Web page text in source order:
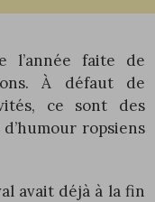
l’année faite de
À défaut de
ce sont des
ropsiens
avait déjà à la fin